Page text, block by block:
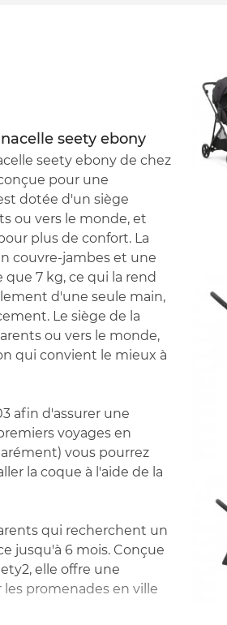
seety ebony
seety ebony de chez
pour une
dotée d'un siège
ou vers le monde, et
plus de confort. La
couvre-jambes et une
7 kg, ce qui la rend
d'une seule main,
Le siège de la
ou vers le monde,
qui convient le mieux à
afin d'assurer une
voyages en
vous pourrez
la coque à l'aide de la
qui recherchent un
jusqu'à 6 mois. Conçue
elle offre une
promenades en ville